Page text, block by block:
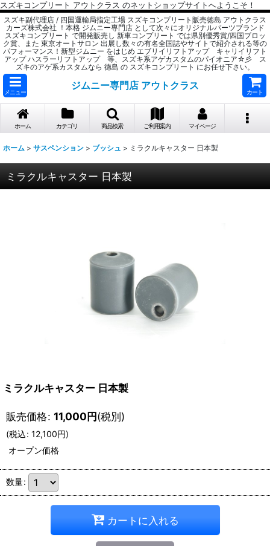
スズキコンプリート アウトクラス のネットショップサイトへようこそ！
スズキ副代理店 / 四国運輸局指定工場 スズキコンプリート販売徳島 アウトクラス
カーズ株式会社 ！本格 ジムニー専門店 として次々にオリジナルパーツブランド
スズキコンプリート で開発販売し 新車コンプリート では県別優秀賞/四国ブロッ
ク賞、また 東京オートサロン 出展し数々の有名全国誌やサイトで紹介される等の
パフォーマンス！新型ジムニー をはじめ エブリイリフトアップ キャリイリフト
アップ ハスラーリフトアップ 等、スズキ系アゲカスタムのパイオニア☆彡 ス
ズキのアゲ系カスタムなら 徳島 の スズキコンプリート にお任せ下さい。
メニュー
ジムニー専門店 アウトクラス
カート
ホーム カテゴリ 商品検索 ご利用案内 マイページ
ホーム > サスペンション > ブッシュ > ミラクルキャスター 日本製
ミラクルキャスター 日本製
ミラクルキャスター 日本製
販売価格: 11,000円(税別)
(税込: 12,100円)
オープン価格
数量:
カートに入れる